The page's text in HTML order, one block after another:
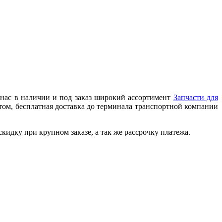
в наличии и под заказ широкий ассортимент Запчасти для
бесплатная доставка до терминала транспортной компании
при крупном заказе, а так же рассрочку платежа.